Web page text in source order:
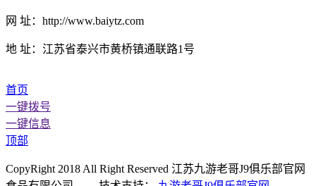
网 址：http://www.baiytz.com
地 址：江苏省泰兴市黄桥镇通联路1号
首页
一键拨号
一键信息
顶部
CopyRight 2018 All Right Reserved 江苏九游老哥J9俱乐部官网